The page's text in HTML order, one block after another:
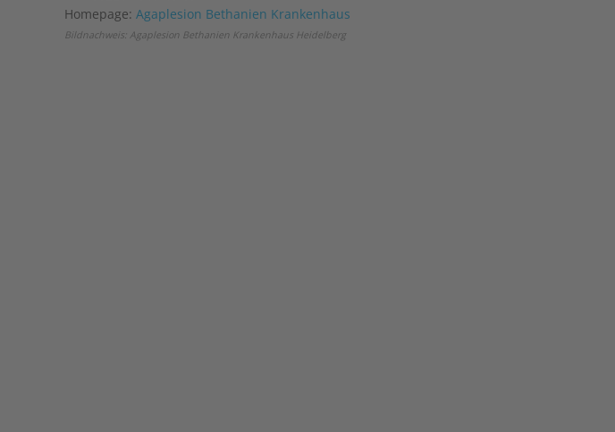
Homepage: Agaplesion Bethanien Krankenhaus
Bildnachweis: Agaplesion Bethanien Krankenhaus Heidelberg